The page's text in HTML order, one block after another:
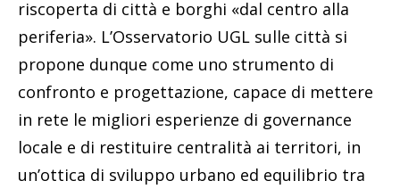
riscoperta di città e borghi «dal centro alla
periferia». L’Osservatorio UGL sulle città si
propone dunque come uno strumento di
confronto e progettazione, capace di mettere
in rete le migliori esperienze di governance
locale e di restituire centralità ai territori, in
un’ottica di sviluppo urbano ed equilibrio tra